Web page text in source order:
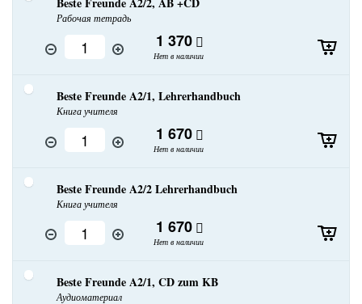
Рабочая тетрадь
1 370
Нет в наличии
Beste Freunde A2/1, Lehrerhandbuch
Книга учителя
1 670
Нет в наличии
Beste Freunde A2/2 Lehrerhandbuch
Книга учителя
1 670
Нет в наличии
Beste Freunde A2/1, CD zum KB
Аудиоматериал